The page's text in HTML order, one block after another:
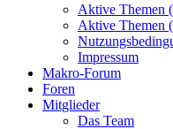
Aktive Themen
Aktive Themen
Impressum
Makro-Forum
Foren
Mitglieder
Das Team